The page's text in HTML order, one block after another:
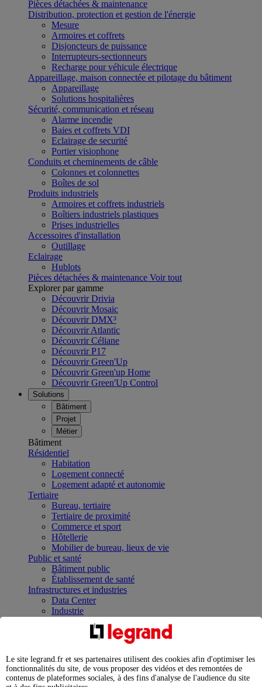
Pièces détachées & maintenance
Distribution, protection et gestion de l'énergie
Mesure
Armoires et coffrets
Disjoncteurs de puissance
Interrupteurs-sectionneurs
Recharge pour véhicule électrique
Appareillage, maison connectée et pilotage du bâtiment
Appareillage
Solutions hospitalières
Sécurité, communication et réseau
Alarme incendie
Baies et coffrets VDI
Eclairage de securité
Portier visiophone
Conduits et cheminements de câble
Colonnes et colonnettes
Boîtes de sol
Produits industriels
Armoires et coffrets industriels
Boîtiers industriels plastiques
Prises industrielles
Accessoires d'installation
Outillage
Eclairage
Hublots
Pièces détachées & maintenance Voir tout
Explorer par gamme
Découvrir Drivia
Découvrir Mosaic
Découvrir DMX³
Découvrir Atlantic
Découvrir Céliane
Découvrir P17
Découvrir Green'Up
Découvrir Green'up Home
Découvrir Green'Up Control
Solutions
Bâtiment
Projet
Métier
Bâtiment
Résidentiel
Habitation
Logement connecté
Logement adapté et autonomie
Tertiaire
Bureau, tertiaire
Tertiaire de proximité
Commerce et sport
Hôtellerie
Mobilier de bureau, lieux de vie
Public et santé
Bâtiment public
Établissement de santé
Infrastructures et industries
Data Center
Industrie
Infrastructures
Contrôler et planifier le fonctionnement des appareils
Répartir et optimiser son tableau électrique
Legrand Data Center Solutions : concentrer les
expertises au service de vos performances
Le site legrand.fr et ses partenaires utilisent des cookies afin d'optimiser les
fonctionnalités du site, de vous proposer des vidéos et des remontées de
contenus de plateformes sociales, à des fins d'analyse de l'audience du site